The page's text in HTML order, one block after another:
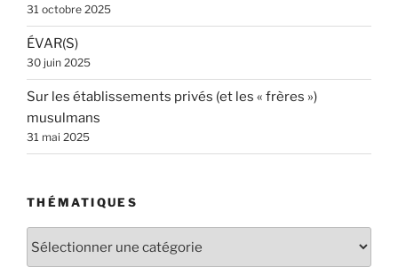
31 octobre 2025
ÉVAR(S)
30 juin 2025
Sur les établissements privés (et les « frères »)
musulmans
31 mai 2025
THÉMATIQUES